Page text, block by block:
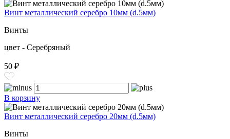
Винт металлический серебро 10мм (d.5мм)
Винты
цвет - Серебряный
50 ₽
В корзину
Винт металлический серебро 20мм (d.5мм)
Винты